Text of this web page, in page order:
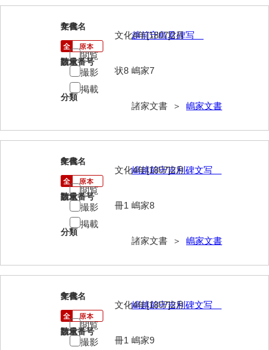
小田家文書（山口市吉敷）
小田家文書（柳井市金屋）
小田家文書（柳井市和田）
小田家文書（山口市下小鯖）
影山家文書
鹿島家文書
梶山家文書
鍛冶利吉文書
片岡トミ子自作農地木札
堅田家文書（山口市）
堅田家文書（山口市２）
片山家文書（阿東町）
片山家文書（下関市豊浦）
7
文書名
越前守島君碑写
請求番号
嶋家7
分類
諸家文書 ＞ 嶋家文書
年代
文化4年[1807]2月
数量
状8
閲覧
撮影
掲載
8
文書名
嶋越前守吉利碑文写
請求番号
嶋家8
分類
諸家文書 ＞ 嶋家文書
年代
文化4年[1807]2月
数量
冊1
閲覧
撮影
掲載
9
文書名
嶋越前守吉利碑文写
請求番号
嶋家9
年代
文化4年[1807]2月
数量
冊1
閲覧
撮影